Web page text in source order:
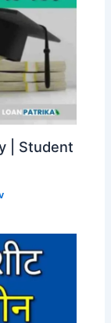
| Student